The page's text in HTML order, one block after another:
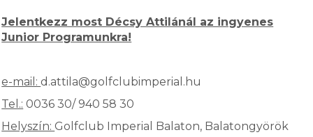
Jelentkezz most Décsy Attilánál az ingyenes
Junior Programunkra!
e-mail:d.attila@golfclubimperial.hu
Tel.: 0036 30/ 940 58 30
Helyszín: Golfclub Imperial Balaton, Balatongyörök